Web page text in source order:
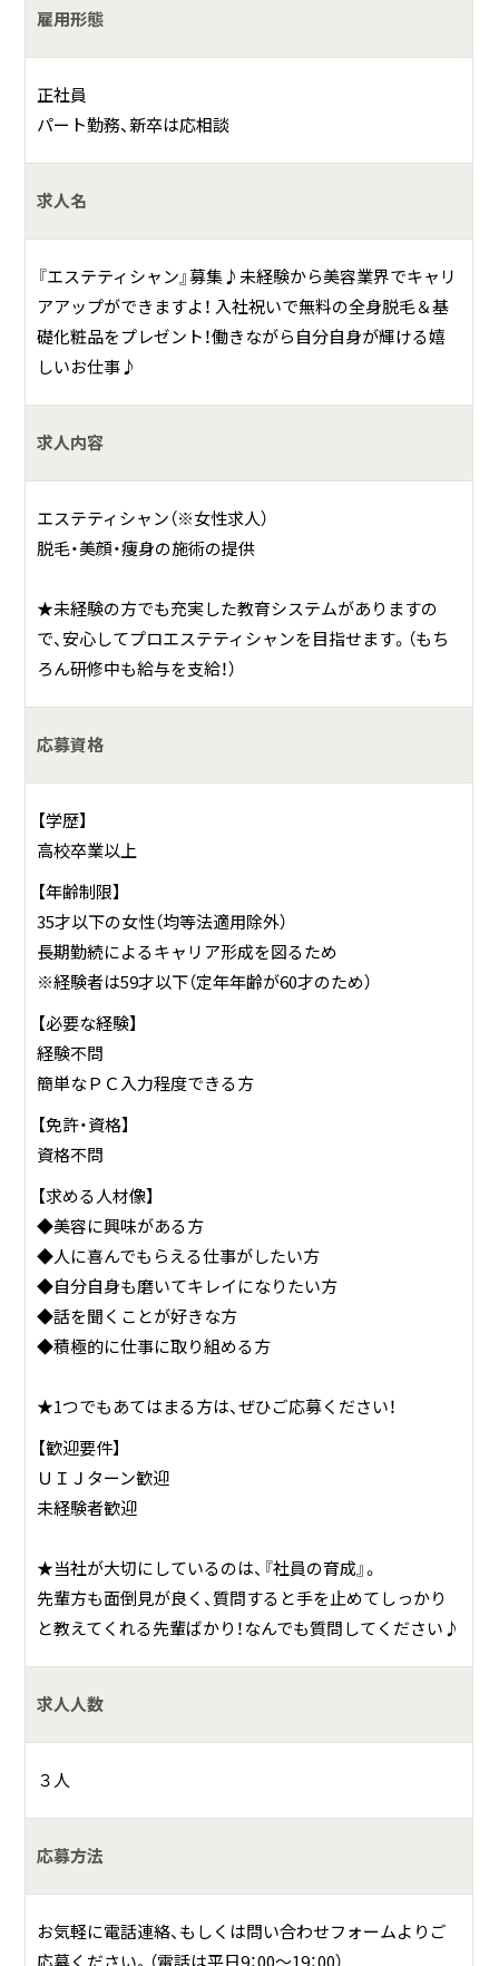
慣れてきたら、フェイシャル、痩身・・・とトータルに施術を行
キルアップが可能です。
★未経験入社でも、店長、マネージャー、インストラクターへ
のキャリアップが可能です！
★やる気がUPするスタッフ向けのキャンペーンも毎月実施！
モチベーションアップ♪
具体的には？
09:30 出社／遅番の日は通勤ラッシュに巻き込まれず出勤
できます♪
↓
10:00 店内のお掃除、備品の準備・補充、消毒など
10:40 朝礼／本日来店されるお客様の予約とカウンセリン
グ状況を確認。スタッフ全員で共有します。
↓
↓
13:00 休憩(90分)
↓
15:00 勉強・データチェック／美容や施術の勉強、担当のお
ため、自分のために有効活用！
↓
18:00 終礼／本日の振り返り、カルテ記入、明日の営業の準
備
↓
19:00 退勤／1日のお仕事が終了！おつかれさまでした！
残業はほとんどありません。仕事後にディナーをしたり、買
い物をしたりとプライベートも充実できますよ♪
お仕事の一例として、以下のような業務を想定し
ています。
受付、美容に関するアドバイス、カウンセリングなど
お客様への施術
何をしている会社？
43年の実績を誇る、お客様満足度97％のサロンを運営してい
ます。
全国におよそ100店舗を展開する当社。
定期的な研修や社内共有で技術を高め、スキルアップできる
制度が整っています。
具体的には？
【5部門でNo.1を獲得】
雇用形態
正社員
パート勤務、新卒は応相談
求人名
『エステティシャン』募集♪未経験から美容業界でキャリ
アアップができますよ！ 入社祝いで無料の全身脱毛＆基
礎化粧品をプレゼント！働きながら自分自身が輝ける嬉
しいお仕事♪
求人内容
エステティシャン（※女性求人）
脱毛・美顔・痩身の施術の提供
★未経験の方でも充実した教育システムがありますの
で、安心してプロエステティシャンを目指せます。（もち
ろん研修中も給与を支給！）
応募資格
【学歴】
高校卒業以上
【年齢制限】
35才以下の女性（均等法適用除外）
長期勤続によるキャリア形成を図るため
※経験者は59才以下（定年年齢が60才のため）
【必要な経験】
経験不問
簡単なＰＣ入力程度できる方
【免許・資格】
資格不問
【求める人材像】
◆美容に興味がある方
◆人に喜んでもらえる仕事がしたい方
◆自分自身も磨いてキレイになりたい方
◆話を聞くことが好きな方
◆積極的に仕事に取り組める方
★1つでもあてはまる方は、ぜひご応募ください！
【歓迎要件】
ＵＩＪターン歓迎
未経験者歓迎
★当社が大切にしているのは、『社員の育成』。
先輩方も面倒見が良く、質問すると手を止めてしっかり
と教えてくれる先輩ばかり！なんでも質問してください♪
求人人数
３人
応募方法
お気軽に電話連絡、もしくは問い合わせフォームよりご